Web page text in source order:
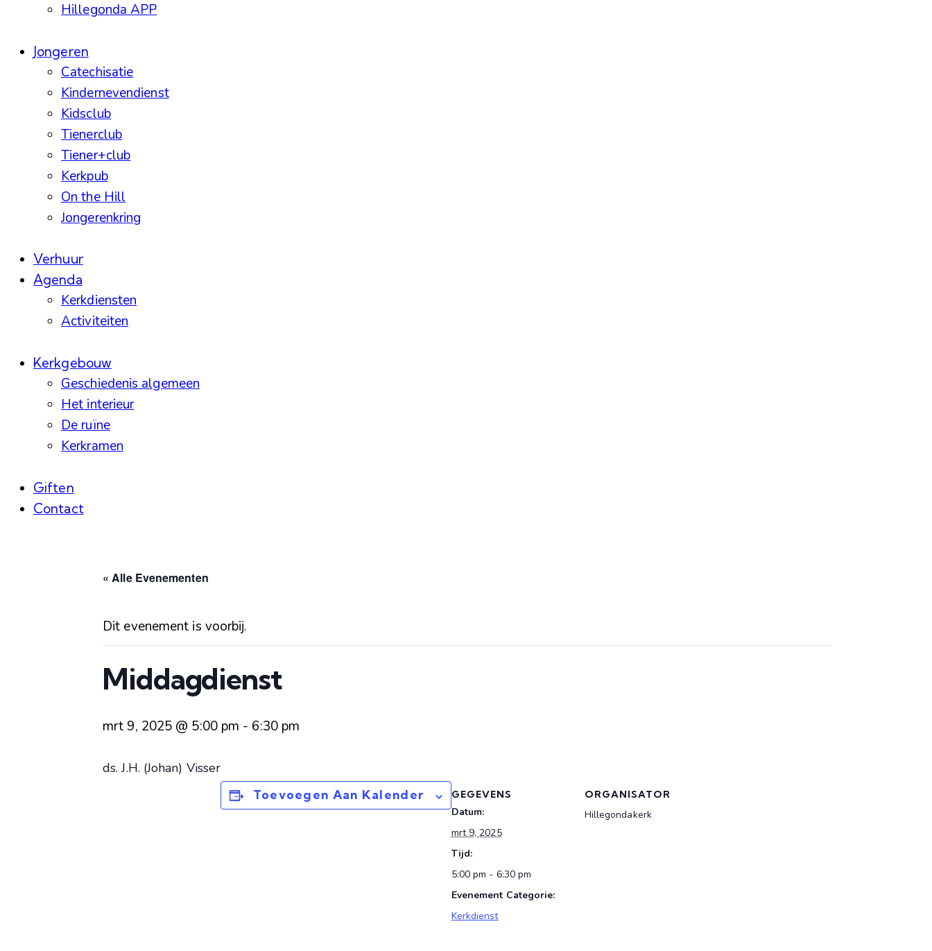
Hillegonda APP
Jongeren
Catechisatie
Kindernevendienst
Kidsclub
Tienerclub
Tiener+club
Kerkpub
On the Hill
Jongerenkring
Verhuur
Agenda
Kerkdiensten
Activiteiten
Kerkgebouw
Geschiedenis algemeen
Het interieur
De ruïne
Kerkramen
Giften
Contact
« Alle Evenementen
Dit evenement is voorbij.
Middagdienst
mrt 9, 2025 @ 5:00 pm - 6:30 pm
ds. J.H. (Johan) Visser
Toevoegen Aan Kalender GEGEVENS
Datum:
mrt 9, 2025
Tijd:
5:00 pm - 6:30 pm
Evenement Categorie:
Kerkdienst
ORGANISATOR
Hillegondakerk